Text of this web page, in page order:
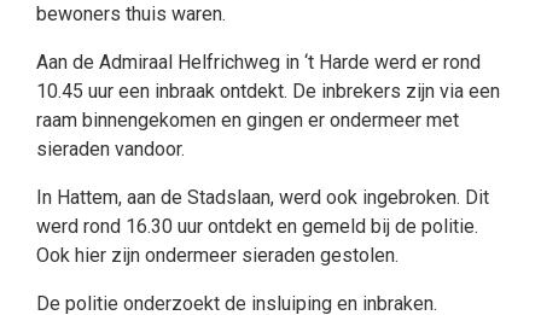
bewoners thuis waren.
Aan de Admiraal Helfrichweg in ‘t Harde werd er rond
10.45 uur een inbraak ontdekt. De inbrekers zijn via een
raam binnengekomen en gingen er ondermeer met
sieraden vandoor.
In Hattem, aan de Stadslaan, werd ook ingebroken. Dit
werd rond 16.30 uur ontdekt en gemeld bij de politie.
Ook hier zijn ondermeer sieraden gestolen.
De politie onderzoekt de insluiping en inbraken.